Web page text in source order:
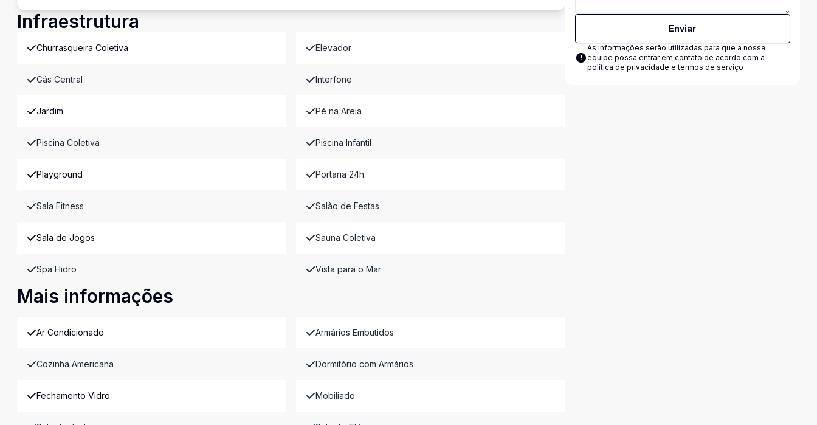
Infraestrutura
Churrasqueira Coletiva Elevador
Gás Central Interfone
Jardim Pé na Areia
Piscina Coletiva Piscina Infantil
Playground Portaria 24h
Sala Fitness Salão de Festas
Sala de Jogos Sauna Coletiva
Spa Hidro Vista para o Mar
Mais informações
Ar Condicionado Armários Embutidos
Cozinha Americana Dormitório com Armários
Fechamento Vidro Mobiliado
Enviar
As informações serão utilizadas para que a nossa
equipe possa entrar em contato de acordo com a
política de privacidade e termos de serviço